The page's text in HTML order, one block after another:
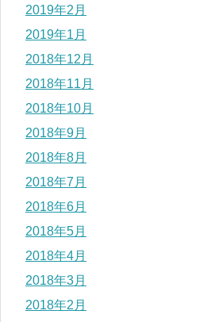
2019年2月
2019年1月
2018年12月
2018年11月
2018年10月
2018年9月
2018年8月
2018年7月
2018年6月
2018年5月
2018年4月
2018年3月
2018年2月